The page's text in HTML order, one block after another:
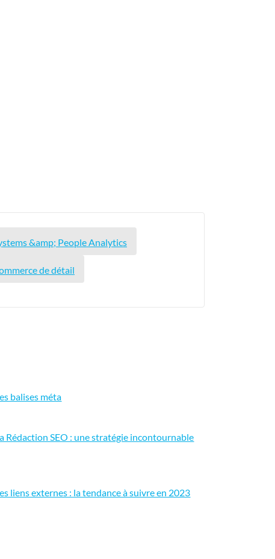
&amp; People Analytics
de détail
balises méta
Rédaction SEO : une stratégie incontournable
liens externes : la tendance à suivre en 2023